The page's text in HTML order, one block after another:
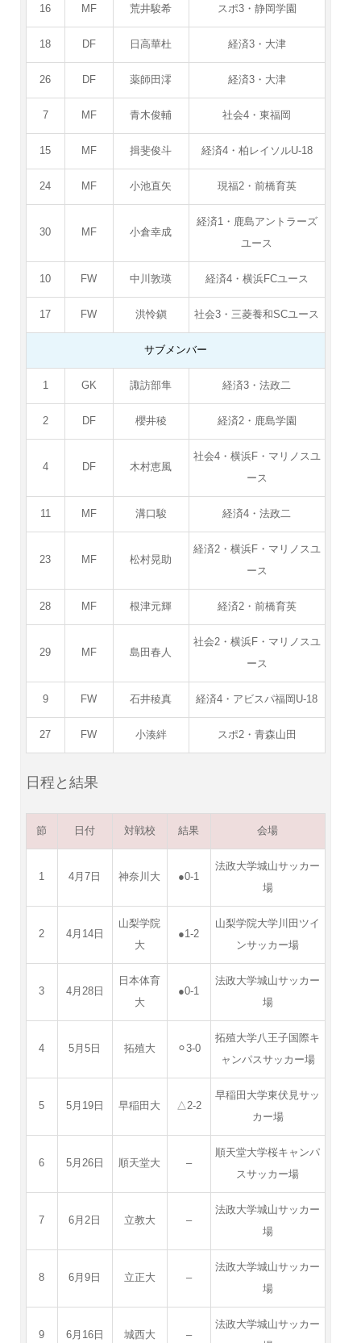
16 MF 荒井駿希 スポ3・静岡学園
18 DF 日高華杜 経済3・大津
26 DF 薬師田澪 経済3・大津
7 MF 青木俊輔 社会4・東福岡
15 MF 揖斐俊斗 経済4・柏レイソルU-18
24 MF 小池直矢 現福2・前橋育英
30 MF 小倉幸成
経済1・鹿島アントラーズ
ユース
10 FW 中川敦瑛 経済4・横浜FCユース
17 FW 洪怜鎭 社会3・三菱養和SCユース
サブメンバー
1 GK 諏訪部隼 経済3・法政二
2 DF 櫻井稜 経済2・鹿島学園
4 DF 木村恵風
社会4・横浜F・マリノスユ
ース
11 MF 溝口駿 経済4・法政二
23 MF 松村晃助
経済2・横浜F・マリノスユ
ース
28 MF 根津元輝 経済2・前橋育英
29 MF 島田春人
社会2・横浜F・マリノスユ
ース
9 FW 石井稜真 経済4・アビスパ福岡U-18
27 FW 小湊絆 スポ2・青森山田
日程と結果
節 日付 対戦校 結果 会場
1 4月7日 神奈川大 ●0-1
法政大学城山サッカー
場
2 4月14日
山梨学院
大
●1-2
山梨学院大学川田ツイ
ンサッカー場
3 4月28日
日本体育
大
●0-1
法政大学城山サッカー
場
4 5月5日 拓殖大 ⚪︎3-0
拓殖大学八王子国際キ
ャンパスサッカー場
5 5月19日 早稲田大 △2-2
早稲田大学東伏見サッ
カー場
6 5月26日 順天堂大 –
順天堂大学桜キャンパ
スサッカー場
7 6月2日 立教大 –
法政大学城山サッカー
場
8 6月9日 立正大 –
法政大学城山サッカー
場
9 6月16日 城西大 –
法政大学城山サッカー